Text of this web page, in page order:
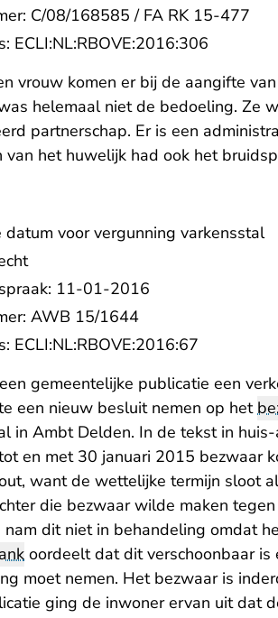
C/08/168585 / FA RK 15-477
ECLI:NL:RBOVE:2016:306
vrouw komen er bij de aangifte
helemaal niet de bedoeling. Ze
partnerschap. Er is een
van het huwelijk had ook het
verlaat Rechtspraak.nl
datum voor vergunning varkensstal
11-01-2016
AWB 15/1644
ECLI:NL:RBOVE:2016:67
gemeentelijke publicatie een
een nieuw besluit nemen op het
in Ambt Delden. In de tekst in
en met 30 januari 2015 bezwaar
want de wettelijke termijn sloot
die bezwaar wilde maken
nam dit niet in behandeling omdat
oordeelt- U verlaat
dat dit verschoonbaar is
moet nemen. Het bezwaar is
ging de inwoner ervan uit dat